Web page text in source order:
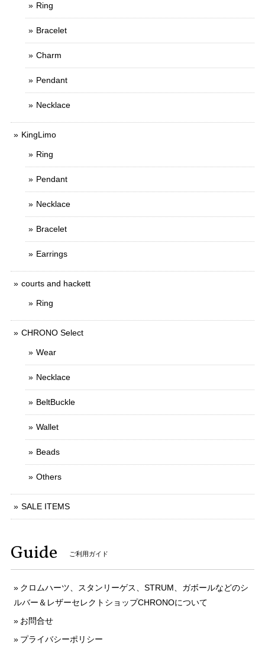
Ring
Bracelet
Charm
Pendant
Necklace
KingLimo
Ring
Pendant
Necklace
Bracelet
Earrings
courts and hackett
Ring
CHRONO Select
Wear
Necklace
BeltBuckle
Wallet
Beads
Others
SALE ITEMS
Guide ご利用ガイド
クロムハーツ、スタンリーゲス、STRUM、ガボールなどのシ
ルバー＆レザーセレクトショップCHRONOについて
お問合せ
プライバシーポリシー